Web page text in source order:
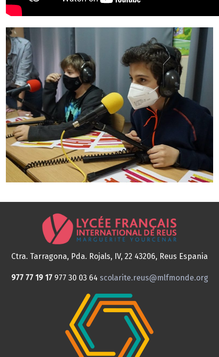
Ctra. Tarragona, Pda. Rojals, IV, 22 43206, Reus Espania
977 77 19 17 977 30 03 64 scolarite.reus@mlfmonde.org